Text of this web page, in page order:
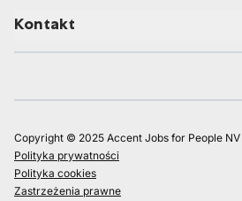
Kontakt
Copyright © 2025 Accent Jobs for People NV
Polityka prywatności
Polityka cookies
Zastrzeżenia prawne